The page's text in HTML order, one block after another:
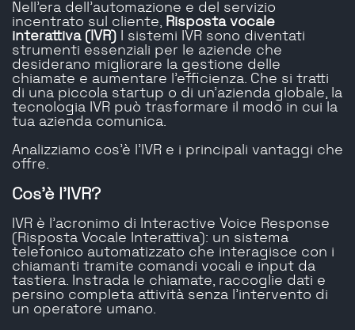
Nell'era dell'automazione e del servizio
incentrato sul cliente, Risposta vocale
interattiva (IVR) I sistemi IVR sono diventati
strumenti essenziali per le aziende che
desiderano migliorare la gestione delle
chiamate e aumentare l'efficienza. Che si tratti
di una piccola startup o di un'azienda globale, la
tecnologia IVR può trasformare il modo in cui la
tua azienda comunica.
Analizziamo cos'è l'IVR e i principali vantaggi che
offre.
Cos'è l'IVR?
IVR è l'acronimo di Interactive Voice Response
(Risposta Vocale Interattiva): un sistema
telefonico automatizzato che interagisce con i
chiamanti tramite comandi vocali e input da
tastiera. Instrada le chiamate, raccoglie dati e
persino completa attività senza l'intervento di
un operatore umano.